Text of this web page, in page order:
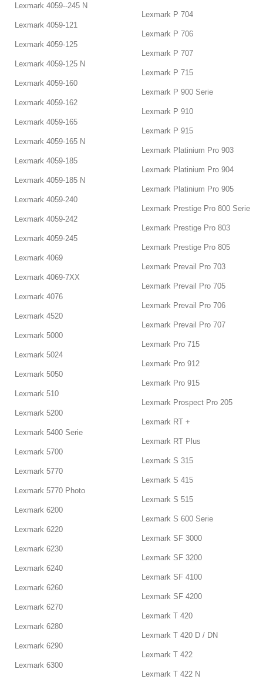
Lexmark 4059--245 N
Lexmark 4059-121
Lexmark 4059-125
Lexmark 4059-125 N
Lexmark 4059-160
Lexmark 4059-162
Lexmark 4059-165
Lexmark 4059-165 N
Lexmark 4059-185
Lexmark 4059-185 N
Lexmark 4059-240
Lexmark 4059-242
Lexmark 4059-245
Lexmark 4069
Lexmark 4069-7XX
Lexmark 4076
Lexmark 4520
Lexmark 5000
Lexmark 5024
Lexmark 5050
Lexmark 510
Lexmark 5200
Lexmark 5400 Serie
Lexmark 5700
Lexmark 5770
Lexmark 5770 Photo
Lexmark 6200
Lexmark 6220
Lexmark 6230
Lexmark 6240
Lexmark 6260
Lexmark 6270
Lexmark 6280
Lexmark 6290
Lexmark 6300
Lexmark P 704
Lexmark P 706
Lexmark P 707
Lexmark P 715
Lexmark P 900 Serie
Lexmark P 910
Lexmark P 915
Lexmark Platinium Pro 903
Lexmark Platinium Pro 904
Lexmark Platinium Pro 905
Lexmark Prestige Pro 800 Serie
Lexmark Prestige Pro 803
Lexmark Prestige Pro 805
Lexmark Prevail Pro 703
Lexmark Prevail Pro 705
Lexmark Prevail Pro 706
Lexmark Prevail Pro 707
Lexmark Pro 715
Lexmark Pro 912
Lexmark Pro 915
Lexmark Prospect Pro 205
Lexmark RT +
Lexmark RT Plus
Lexmark S 315
Lexmark S 415
Lexmark S 515
Lexmark S 600 Serie
Lexmark SF 3000
Lexmark SF 3200
Lexmark SF 4100
Lexmark SF 4200
Lexmark T 420
Lexmark T 420 D / DN
Lexmark T 422
Lexmark T 422 N